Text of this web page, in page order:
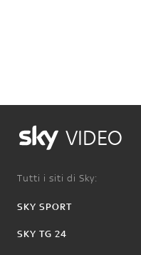
VIDEO
Tutti i siti di Sky:
SKY SPORT
SKY TG 24